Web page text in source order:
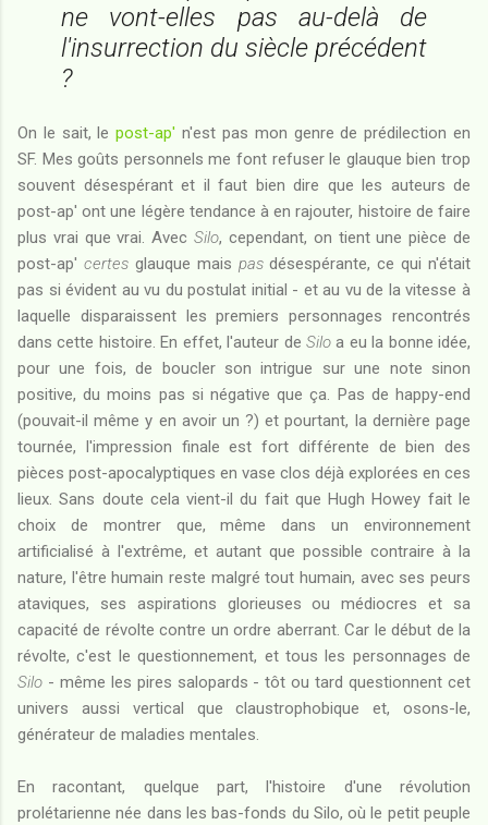
ne vont-elles pas au-delà de
l'insurrection du siècle précédent
?
On le sait, lepost-ap' n'est pas mon genre de prédilection en
SF. Mes goûts personnels me font refuser le glauque bien trop
souvent désespérant et il faut bien dire que les auteurs de
post-ap' ont une légère tendance à en rajouter, histoire de faire
plus vrai que vrai. AvecSilo, cependant, on tient une pièce de
post-ap' certesglauque mais pasdésespérante, ce qui n'était
pas si évident au vu du postulat initial - et au vu de la vitesse à
laquelle disparaissent les premiers personnages rencontrés
dans cette histoire. En effet, l'auteur de Siloa eu la bonne idée,
pour une fois, de boucler son intrigue sur une note sinon
positive, du moins pas si négative que ça. Pas de happy-end
(pouvait-il même y en avoir un ?) et pourtant, la dernière page
tournée, l'impression finale est fort différente de bien des
pièces post-apocalyptiques en vase clos déjà explorées en ces
lieux. Sans doute cela vient-il du fait que Hugh Howey fait le
choix de montrer que, même dans un environnement
artificialisé à l'extrême, et autant que possible contraire à la
nature, l'être humain reste malgré tout humain, avec ses peurs
ataviques, ses aspirations glorieuses ou médiocres et sa
capacité de révolte contre un ordre aberrant. Car le début de la
révolte, c'est le questionnement, et tous les personnages de
Silo - même les pires salopards - tôt ou tard questionnent cet
univers aussi vertical que claustrophobique et, osons-le,
générateur de maladies mentales.
En racontant, quelque part, l'histoire d'une révolution
prolétarienne née dans les bas-fonds du Silo, où le petit peuple